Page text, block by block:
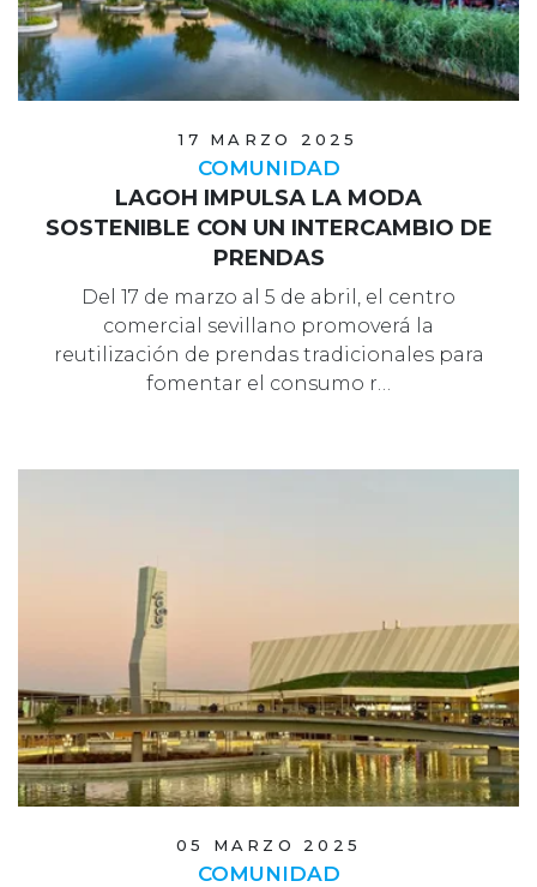
17 MARZO 2025
COMUNIDAD
LAGOH IMPULSA LA MODA
SOSTENIBLE CON UN INTERCAMBIO DE
PRENDAS
Del 17 de marzo al 5 de abril, el centro
comercial sevillano promoverá la
reutilización de prendas tradicionales para
fomentar el consumo r…
05 MARZO 2025
COMUNIDAD